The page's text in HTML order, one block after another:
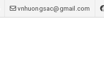
vnhuongsac@gmail.com